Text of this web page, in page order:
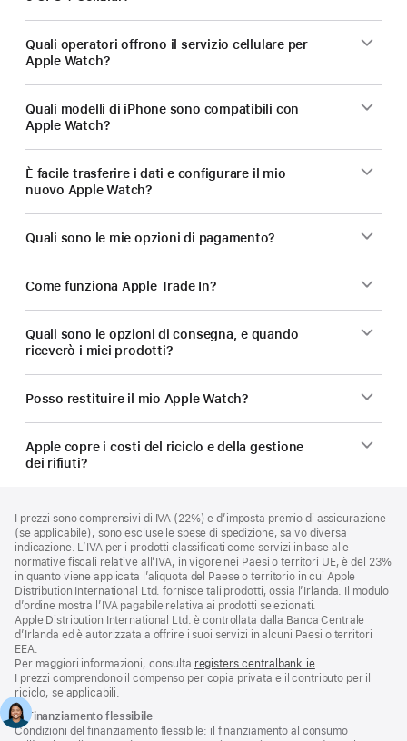
Quali operatori offrono il servizio cellulare per
Apple Watch?
Quali modelli di iPhone sono compatibili con
Apple Watch?
È facile trasferire i dati e configurare il mio
nuovo Apple Watch?
Quali sono le mie opzioni di pagamento?
Come funziona Apple Trade In?
Quali sono le opzioni di consegna, e quando
riceverò i miei prodotti?
Posso restituire il mio Apple Watch?
Apple copre i costi del riciclo e della gestione
dei rifiuti?
di
pagina
a
piè
di
pagina
I prezzi sono comprensivi di IVA (22%) e d’imposta premio di assicurazione
(se applicabile), sono escluse le spese di spedizione, salvo diversa
indicazione. L’IVA per i prodotti classificati come servizi in base alle
normative fiscali relative all’IVA, in vigore nei Paesi o territori UE, è del 23%
in quanto viene applicata l’aliquota del Paese o territorio in cui Apple
Distribution International Ltd. fornisce tali prodotti, ossia l’Irlanda. Il modulo
d’ordine mostra l’IVA pagabile relativa ai prodotti selezionati.
Apple Distribution International Ltd. è controllata dalla Banca Centrale
d’Irlanda ed è autorizzata a offrire i suoi servizi in alcuni Paesi o territori
EEA.
Per maggiori informazioni, consulta registers.centralbank.ie.
I prezzi comprendono il compenso per copia privata e il contributo per il
riciclo, se applicabili.
Nota
① Finanziamento flessibile
Condizioni del finanziamento flessibile: il finanziamento al consumo